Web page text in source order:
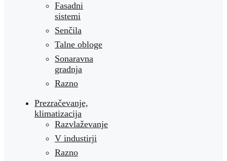
Fasadni
sistemi
Senčila
Talne obloge
Sonaravna
gradnja
Razno
Prezračevanje,
klimatizacija
Razvlaževanje
V industirji
Razno